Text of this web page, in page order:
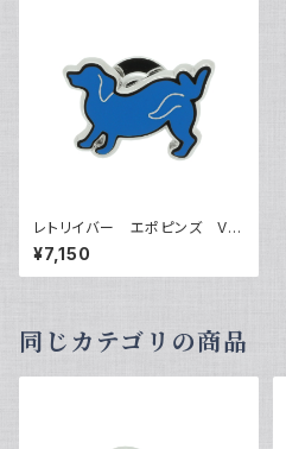
レトリイバー エポピンズ VQ
P-0503
¥7,150
同じカテゴリの商品